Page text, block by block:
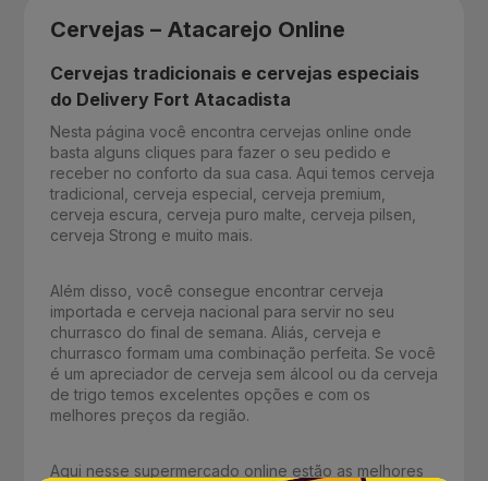
Cervejas – Atacarejo Online
Cervejas tradicionais e cervejas especiais
do Delivery Fort Atacadista
Nesta página você encontra cervejas online onde
basta alguns cliques para fazer o seu pedido e
receber no conforto da sua casa. Aqui temos cerveja
tradicional, cerveja especial, cerveja premium,
cerveja escura, cerveja puro malte, cerveja pilsen,
cerveja Strong e muito mais.
Além disso, você consegue encontrar cerveja
importada e cerveja nacional para servir no seu
churrasco do final de semana. Aliás, cerveja e
churrasco formam uma combinação perfeita. Se você
é um apreciador de cerveja sem álcool ou da cerveja
de trigo temos excelentes opções e com os
melhores preços da região.
Aqui nesse supermercado online estão as melhores